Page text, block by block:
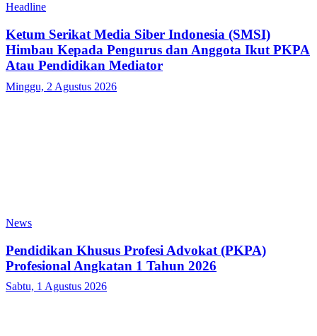
Headline
Ketum Serikat Media Siber Indonesia (SMSI)
Himbau Kepada Pengurus dan Anggota Ikut PKPA
Atau Pendidikan Mediator
Minggu, 2 Agustus 2026
News
Pendidikan Khusus Profesi Advokat (PKPA)
Profesional Angkatan 1 Tahun 2026
Sabtu, 1 Agustus 2026